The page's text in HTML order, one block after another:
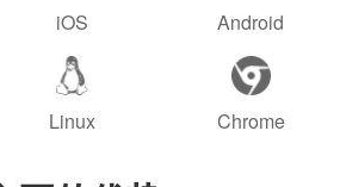
iOS Android
Linux Chrome